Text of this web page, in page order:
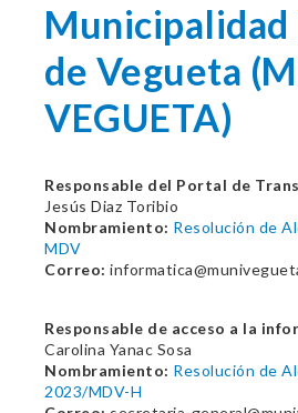
de Vegueta
VEGUETA)
Responsable del Portal de
Jesús Diaz Toribio
Nombramiento: Resolución de
MDV
Correo:
Responsable de acceso a la
Carolina Yanac Sosa
Nombramiento: Resolución de
2023/MDV-H